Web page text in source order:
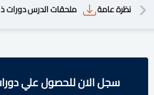
نظرة عامة ملحقات الدرسدورات
سجل الان للحصول علي